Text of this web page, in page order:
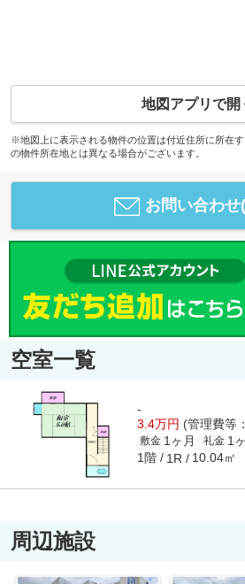
地図アプリで開
※地図上に表示される物件の位置は付近住所に所在
の物件所在地とは異なる場合がございます。
お問い合わせ
空室一覧
-
3.4万円 (管理費等
敷金 1ヶ月 礼金 1
1階 1R 10.04㎡
周辺施設